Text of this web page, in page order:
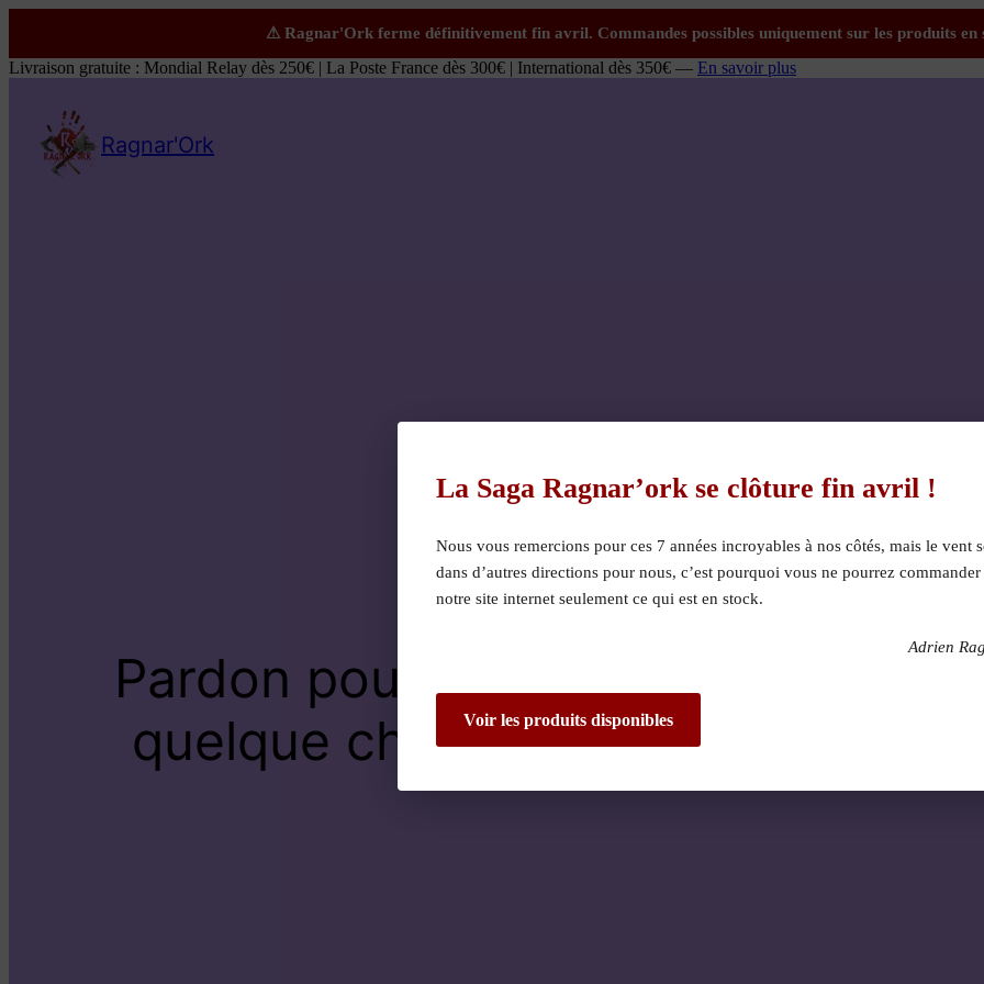
Livraison gratuite : Mondial Relay dès 250€ | La Poste France dès 300€ | International dès 350€ — En savoir plus
Ragnar'Ork
Pardon pour le dérangement !
quelque chose de fantastique –
La Saga Ragnar’ork se clôture fin avril !
Nous vous remercions pour ces 7 années incroyables à nos côtés, mais le vent
dans d’autres directions pour nous, c’est pourquoi vous ne pourrez
notre site internet seulement ce qui est en stock.
Adrien
Voir les produits disponibles